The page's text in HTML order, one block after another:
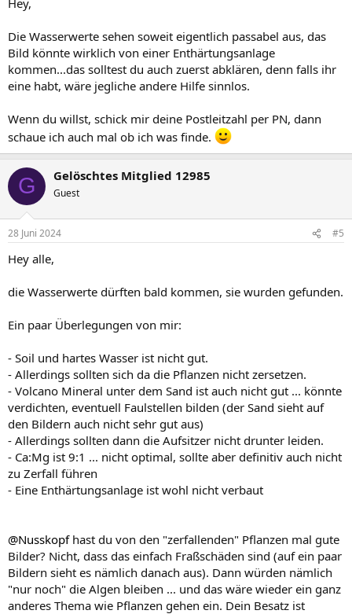
Die Wasserwerte sehen soweit eigentlich passabel aus, das
Bild könnte wirklich von einer Enthärtungsanlage
kommen...das solltest du auch zuerst abklären, denn falls ihr
eine habt, wäre jegliche andere Hilfe sinnlos.
Wenn du willst, schick mir deine Postleitzahl per PN, dann
schaue ich auch mal ob ich was finde.
G Gelöschtes Mitglied 12985
Guest
28 Juni 2024 #5
Hey alle,
die Wasserwerte dürften bald kommen, sie wurden gefunden.
Ein paar Überlegungen von mir:
- Soil und hartes Wasser ist nicht gut.
- Allerdings sollten sich da die Pflanzen nicht zersetzen.
- Volcano Mineral unter dem Sand ist auch nicht gut ... könnte
verdichten, eventuell Faulstellen bilden (der Sand sieht auf
den Bildern auch nicht sehr gut aus)
- Allerdings sollten dann die Aufsitzer nicht drunter leiden.
- Ca:Mg ist 9:1 ... nicht optimal, sollte aber definitiv auch nicht
zu Zerfall führen
- Eine Enthärtungsanlage ist wohl nicht verbaut
@Nusskopfhast du von den "zerfallenden" Pflanzen mal gute
Bilder? Nicht, dass das einfach Fraßschäden sind (auf ein paar
Bildern sieht es nämlich danach aus). Dann würden nämlich
"nur noch" die Algen bleiben ... und das wäre wieder ein ganz
anderes Thema wie Pflanzen gehen ein. Dein Besatz ist